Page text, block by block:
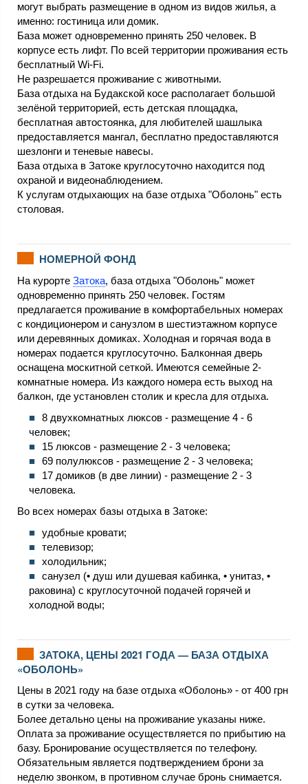
могут выбрать размещение в одном из видов жилья, а
именно: гостиница или домик.
База может одновременно принять 250 человек. В
корпусе есть лифт. По всей территории проживания есть
бесплатный Wi-Fi.
Не разрешается проживание с животными.
База отдыха на Будакской косе располагает большой
зелёной территорией, есть детская площадка,
бесплатная автостоянка, для любителей шашлыка
предоставляется мангал, бесплатно предоставляются
шезлонги и теневые навесы.
База отдыха в Затоке круглосуточно находится под
охраной и видеонаблюдением.
К услугам отдыхающих на базе отдыха "Оболонь" есть
столовая.
НОМЕРНОЙ ФОНД
На курорте Затока, база отдыха "Оболонь" может
одновременно принять 250 человек. Гостям
предлагается проживание в комфортабельных номерах
с кондиционером и санузлом в шестиэтажном корпусе
или деревянных домиках. Холодная и горячая вода в
номерах подается круглосуточно. Балконная дверь
оснащена москитной сеткой. Имеются семейные 2-
комнатные номера. Из каждого номера есть выход на
балкон, где установлен столик и кресла для отдыха.
8 двухкомнатных люксов - размещение 4 - 6
человек;
15 люксов - размещение 2 - 3 человека;
69 полулюксов - размещение 2 - 3 человека;
17 домиков (в две линии) - размещение 2 - 3
человека.
Во всех номерах базы отдыха в Затоке:
удобные кровати;
телевизор;
холодильник;
санузел (• душ или душевая кабинка, • унитаз, •
раковина) с круглосуточной подачей горячей и
холодной воды;
ЗАТОКА, ЦЕНЫ 2021 ГОДА — БАЗА ОТДЫХА
«ОБОЛОНЬ»
Цены в 2021 году на базе отдыха «Оболонь» - от 400 грн
в сутки за человека.
Более детально цены на проживание указаны ниже.
Оплата за проживание осуществляется по прибытию на
базу. Бронирование осуществляется по телефону.
Обязательным является подтверждением брони за
неделю звонком, в противном случае бронь снимается.